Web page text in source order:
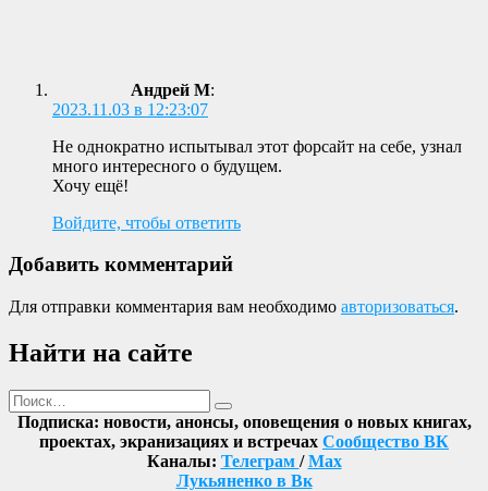
Андрей М:
2023.11.03 в 12:23:07
Не однократно испытывал этот форсайт на себе, узнал
много интересного о будущем.
Хочу ещё!
Войдите, чтобы ответить
Добавить комментарий
Для отправки комментария вам необходимо авторизоваться.
Найти на сайте
Поиск
Найти
Подписка: новости, анонсы, оповещения о новых книгах,
проектах, экранизациях и встречах Сообщество ВК
Каналы: Телеграм /Max
Лукьяненко в Вк